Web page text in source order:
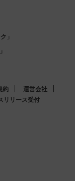
」
約
運営会社
リリース受付